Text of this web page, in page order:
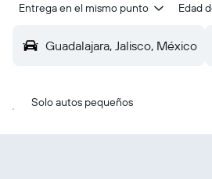
Entrega en el mismo punto Edad
Guadalajara, Jalisco, México
Solo autos pequeños